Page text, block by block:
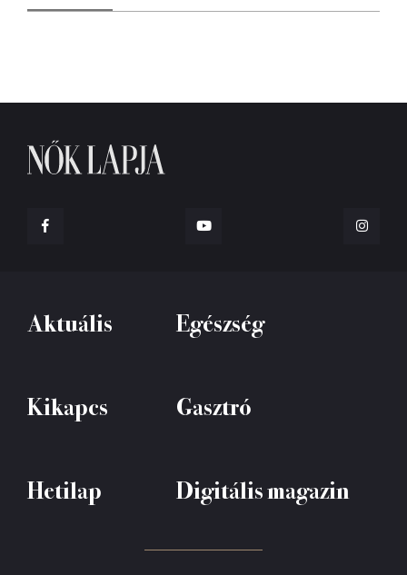
Aktuális Egészség
Kikapcs Gasztró
Hetilap Digitális magazin